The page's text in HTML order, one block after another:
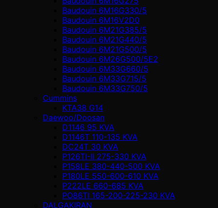
Baudouin 6M16G330/5
Baudouin 6M16V2D0
Baudouin 6M21G385/5
Baudouin 6M21G440/5
Baudouin 6M21G500/5
Baudouin 6M26G500/5E2
Baudouin 6M33G660/5
Baudouin 6M33G715/5
Baudouin 6M33G750/5
Cummins
KTA38 G14
Daewoo/Doosan
D1146 95 KVA
D1146T 110-135 KVA
DC24T 30 KVA
P126TI-II 275-330 KVA
P158LE 380-440-500 KVA
P180LE 550-600-610 KVA
P222LE 660-685 KVA
PO86TI 165-200-225-230 KVA
DALGAKIRAN